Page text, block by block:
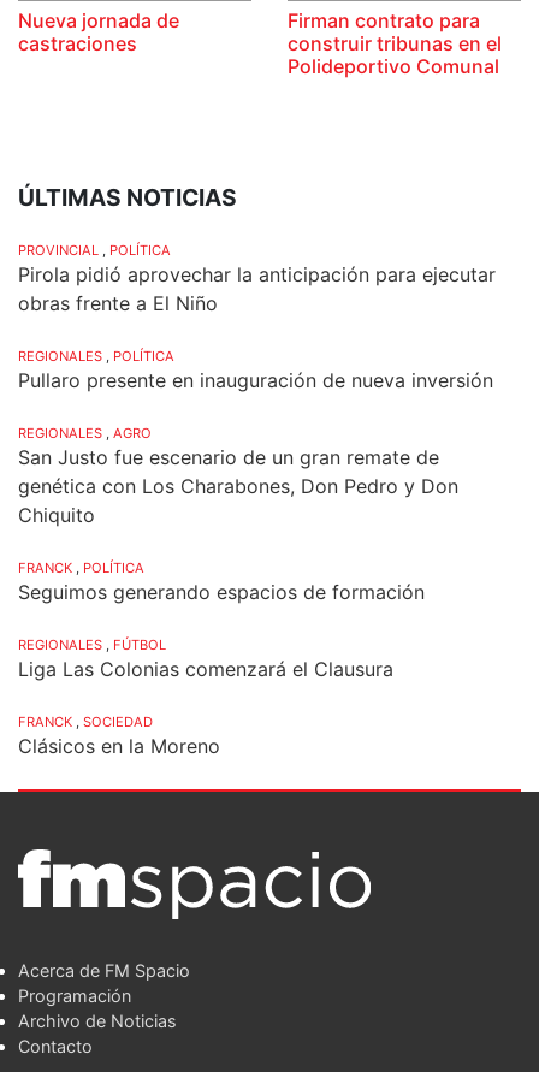
Nueva jornada de
castraciones
Firman contrato para
construir tribunas en el
Polideportivo Comunal
ÚLTIMAS NOTICIAS
PROVINCIAL , POLÍTICA
Pirola pidió aprovechar la anticipación para ejecutar
obras frente a El Niño
REGIONALES , POLÍTICA
Pullaro presente en inauguración de nueva inversión
REGIONALES , AGRO
San Justo fue escenario de un gran remate de
genética con Los Charabones, Don Pedro y Don
Chiquito
FRANCK , POLÍTICA
Seguimos generando espacios de formación
REGIONALES , FÚTBOL
Liga Las Colonias comenzará el Clausura
FRANCK , SOCIEDAD
Clásicos en la Moreno
Acerca de FM Spacio
Programación
Archivo de Noticias
Contacto